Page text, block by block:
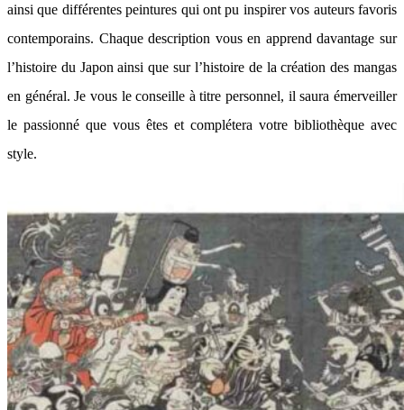
ainsi que différentes peintures qui ont pu inspirer vos auteurs favoris
contemporains. Chaque description vous en apprend davantage sur
l’histoire du Japon ainsi que sur l’histoire de la création des mangas
en général. Je vous le conseille à titre personnel, il saura émerveiller
le passionné que vous êtes et complétera votre bibliothèque avec
style.